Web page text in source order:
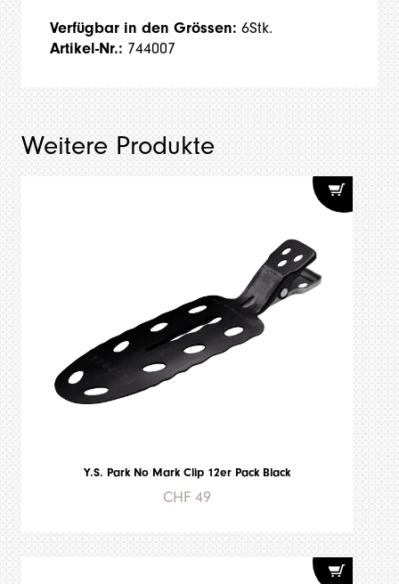
Verfügbar in den Grössen: 6Stk.
Artikel-Nr.: 744007
Weitere Produkte
Y.S. Park No Mark Clip 12er Pack Black
CHF 49